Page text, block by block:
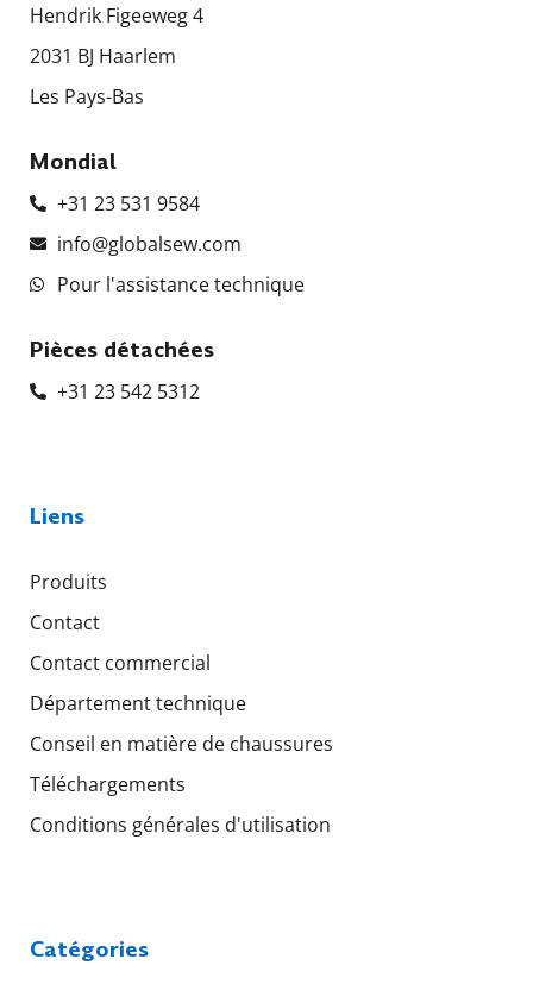
Hendrik Figeeweg 4
2031 BJ Haarlem
Les Pays-Bas
Mondial
+31 23 531 9584
info@globalsew.com
Pour l'assistance technique
Pièces détachées
+31 23 542 5312
Liens
Produits
Contact
Contact commercial
Département technique
Conseil en matière de chaussures
Téléchargements
Conditions générales d'utilisation
Catégories